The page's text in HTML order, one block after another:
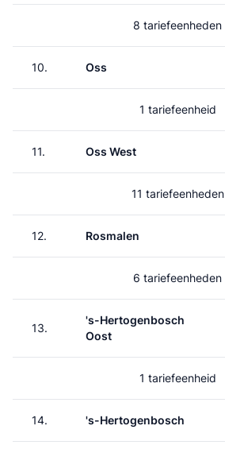
8 tariefeenheden
10. Oss
1 tariefeenheid
11. Oss West
11 tariefeenheden
12. Rosmalen
6 tariefeenheden
13.
's-Hertogenbosch
Oost
1 tariefeenheid
14. 's-Hertogenbosch